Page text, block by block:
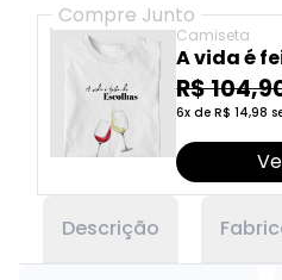
Compre Junto
Camiseta
A vida é
(vinhos)
R$
6x de R$ 14,98
Descrição